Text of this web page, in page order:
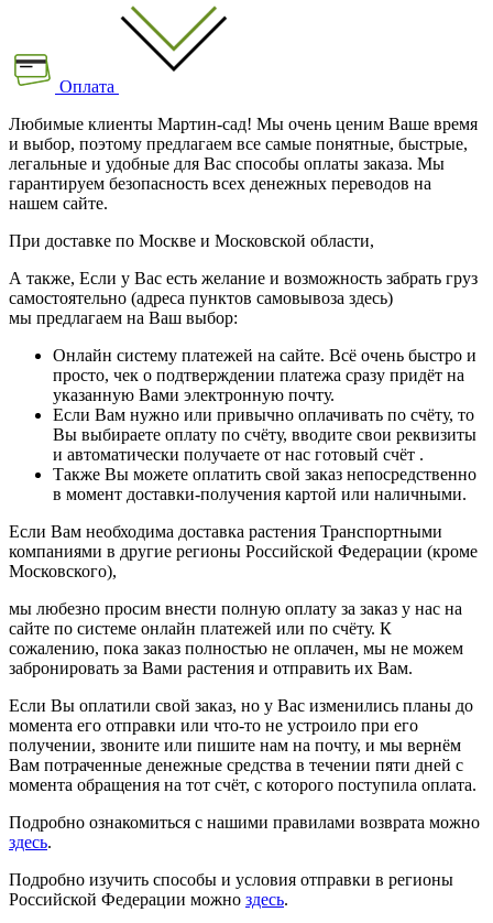
Оплата
Любимые клиенты Мартин-сад! Мы очень ценим Ваше время
и выбор, поэтому предлагаем все самые понятные, быстрые,
легальные и удобные для Вас способы оплаты заказа. Мы
гарантируем безопасность всех денежных переводов на
нашем сайте.
При доставке по Москве и Московской области,
А также, Если у Вас есть желание и возможность забрать груз
самостоятельно (адреса пунктов самовывоза здесь)
мы предлагаем на Ваш выбор:
Онлайн систему платежей на сайте. Всё очень быстро и
просто, чек о подтверждении платежа сразу придёт на
указанную Вами электронную почту.
Если Вам нужно или привычно оплачивать по счёту, то
Вы выбираете оплату по счёту, вводите свои реквизиты
и автоматически получаете от нас готовый счёт .
Также Вы можете оплатить свой заказ непосредственно
в момент доставки-получения картой или наличными.
Если Вам необходима доставка растения Транспортными
компаниями в другие регионы Российской Федерации (кроме
Московского),
мы любезно просим внести полную оплату за заказ у нас на
сайте по системе онлайн платежей или по счёту. К
сожалению, пока заказ полностью не оплачен, мы не можем
забронировать за Вами растения и отправить их Вам.
Если Вы оплатили свой заказ, но у Вас изменились планы до
момента его отправки или что-то не устроило при его
получении, звоните или пишите нам на почту, и мы вернём
Вам потраченные денежные средства в течении пяти дней с
момента обращения на тот счёт, с которого поступила оплата.
Подробно ознакомиться с нашими правилами возврата можно
здесь.
Подробно изучить способы и условия отправки в регионы
Российской Федерации можно здесь.